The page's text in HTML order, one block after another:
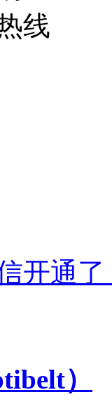
线
开通
）